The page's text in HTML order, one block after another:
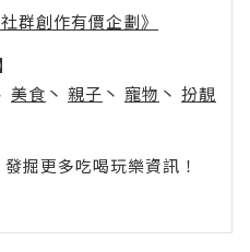
群創作有價企劃》
美食 丶 親子 丶 寵物 丶 扮靚
掘更多吃喝玩樂資訊！